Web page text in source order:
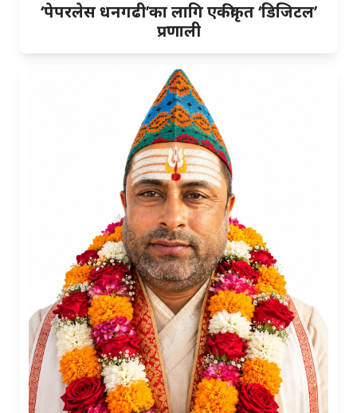
‘पेपरलेस धनगढी’का लागि एकीकृत ‘डिजिटल’
प्रणाली